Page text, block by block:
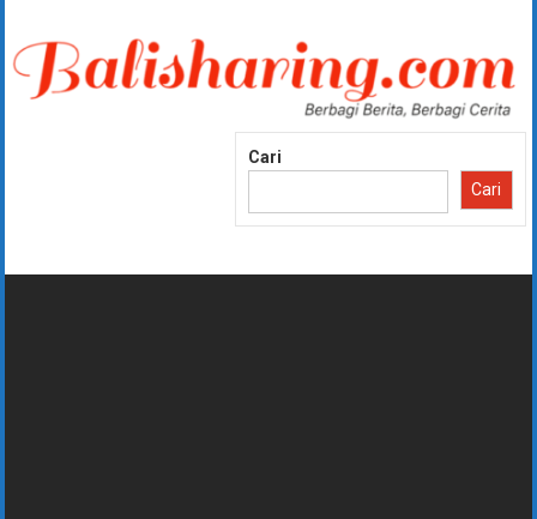
konten
Cari
Cari